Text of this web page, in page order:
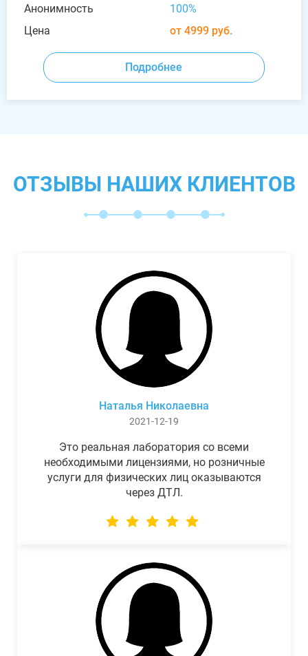
Анонимность
100%
Цена
от 4999 руб.
Подробнее
ОТЗЫВЫ НАШИХ КЛИЕНТОВ
Наталья Николаевна
2021-12-19
Это реальная лаборатория со всеми
необходимыми лицензиями, но розничные
услуги для физических лиц оказываются
через ДТЛ.